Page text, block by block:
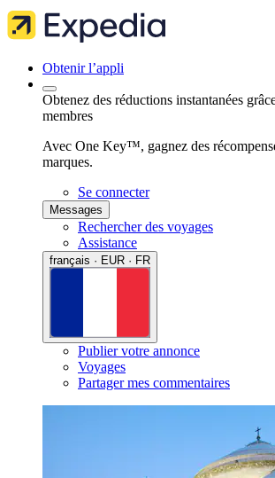
Obtenir l’appli
Obtenez des réductions instantanées
membres
Avec One Key™, gagnez des
marques.
Se connecter
Messages
Rechercher des voyages
Assistance
français · EUR · FR
Publier votre annonce
Voyages
Partager mes commentaires